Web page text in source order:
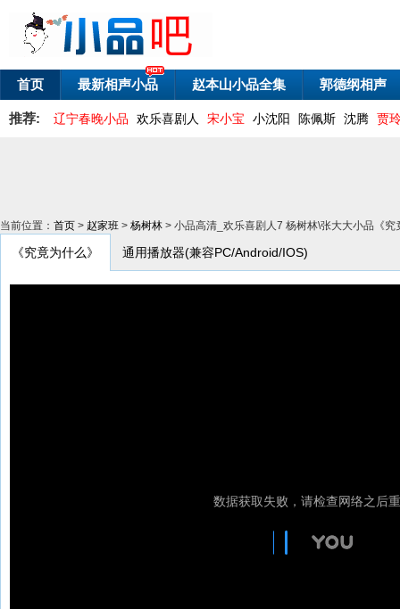
首页 最新相声小品 赵本山小品全集 郭德纲相声
推荐: 辽宁春晚小品 欢乐喜剧人 宋小宝 小沈阳 陈佩斯 沈腾 贾
当前位置： 首页 > 赵家班 > 杨树林 > 小品高清_欢乐喜剧人7 杨树林\张大大小品《究
《究竟为什么》 通用播放器(兼容PC/Android/IOS)